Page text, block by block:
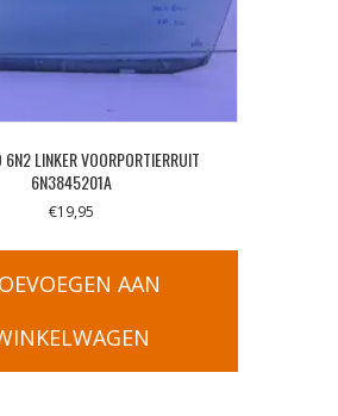
LINKER VOORPORTIERRUIT
6N3845201A
€19,95
AAN